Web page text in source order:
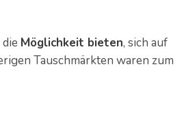
Möglichkeit bieten, sich auf
Tauschmärkten waren zum